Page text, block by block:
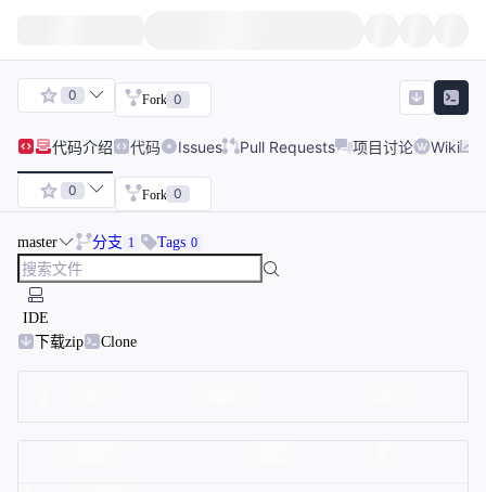
0 Fork 0
代码介绍 代码 Issues Pull Requests 项目讨论 Wiki
0 Fork 0
master 分支 1 Tags 0
IDE
下载zip
Clone